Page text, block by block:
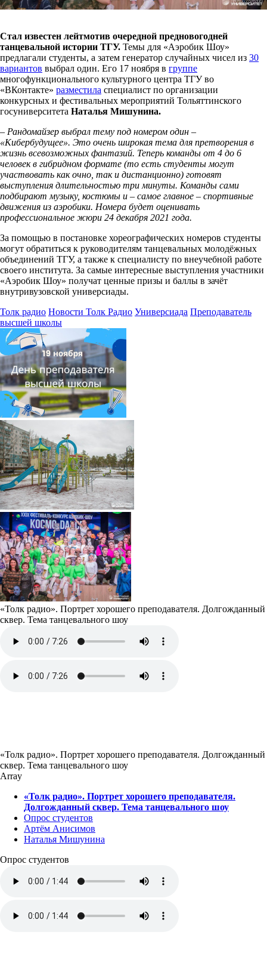
Стал известен лейтмотив очередной предновогодней
танцевальной истории ТГУ. Темы для «Аэробик Шоу»
предлагали студенты, а затем генератор случайных чисел из 30
вариантов выбрал один. Его 17 ноября в группе
многофункционального культурного центра ТГУ во
«ВКонтакте» разместила специалист по организации
конкурсных и фестивальных мероприятий Тольяттинского
госуниверситета Наталья Мишунина.
– Рандомайзер выбрал тему под номером один –
«Кибербудущее». Это очень широкая тема для претворения в
жизнь всевозможных фантазий. Теперь команды от 4 до 6
человек в гибридном формате (то есть студенты могут
участвовать как очно, так и дистанционно) готовят
выступления длительностью три минуты. Команды сами
подбирают музыку, костюмы и – самое главное – спортивные
движения из аэробики. Номера будет оценивать
профессиональное жюри 24 декабря 2021 года.
За помощью в постановке хореографических номеров студенты
могут обратиться к руководителям танцевальных молодёжных
объединений ТГУ, а также к специалисту по внеучебной работе
своего института. За самые интересные выступления участники
«Аэробик Шоу» получат ценные призы и баллы в зачёт
внутривузовской универсиады.
Толк радио Новости Толк Радио Универсиада Преподаватель
высшей школы
«Толк радио». Портрет хорошего преподавателя. Долгожданный
сквер. Тема танцевального шоу
«Толк радио». Портрет хорошего преподавателя. Долгожданный
сквер. Тема танцевального шоу
Array
«Толк радио». Портрет хорошего преподавателя.
Долгожданный сквер. Тема танцевального шоу
Опрос студентов
Артём Анисимов
Наталья Мишунина
Опрос студентов